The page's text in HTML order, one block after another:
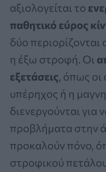
αξιολογείται το
παθητικό εύρος
δύο περιορίζονται
η έξω στροφή. Οι
εξετάσεις, όπως οι
υπέρηχος ή η
διενεργούνται για
προβλήματα στην
προκαλούν πόνο,
στροφικού πετάλου